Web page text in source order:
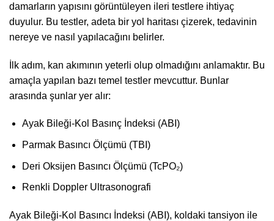
damarların yapısını görüntüleyen ileri testlere ihtiyaç
duyulur. Bu testler, adeta bir yol haritası çizerek, tedavinin
nereye ve nasıl yapılacağını belirler.
İlk adım, kan akımının yeterli olup olmadığını anlamaktır. Bu
amaçla yapılan bazı temel testler mevcuttur. Bunlar
arasında şunlar yer alır:
Ayak Bileği-Kol Basınç İndeksi (ABI)
Parmak Basıncı Ölçümü (TBI)
Deri Oksijen Basıncı Ölçümü (TcPO₂)
Renkli Doppler Ultrasonografi
Ayak Bileği-Kol Basıncı İndeksi (ABI), koldaki tansiyon ile